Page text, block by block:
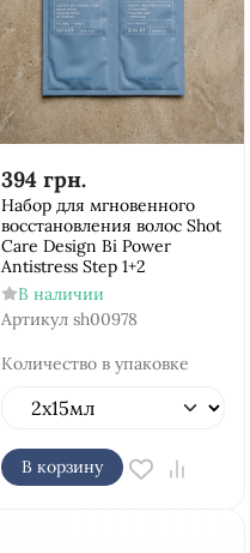
394 грн.
Набор для мгновенного
восстановления волос Shot
Care Design Bi Power
Antistress Step 1+2
В наличии
Артикул sh00978
Количество в упаковке
В корзину